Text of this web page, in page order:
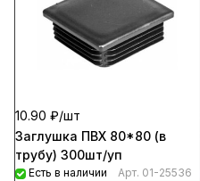
10.90 ₽/шт
Заглушка ПВХ 80*80 (в
трубу) 300шт/уп
Есть в наличии Арт. 01-25536